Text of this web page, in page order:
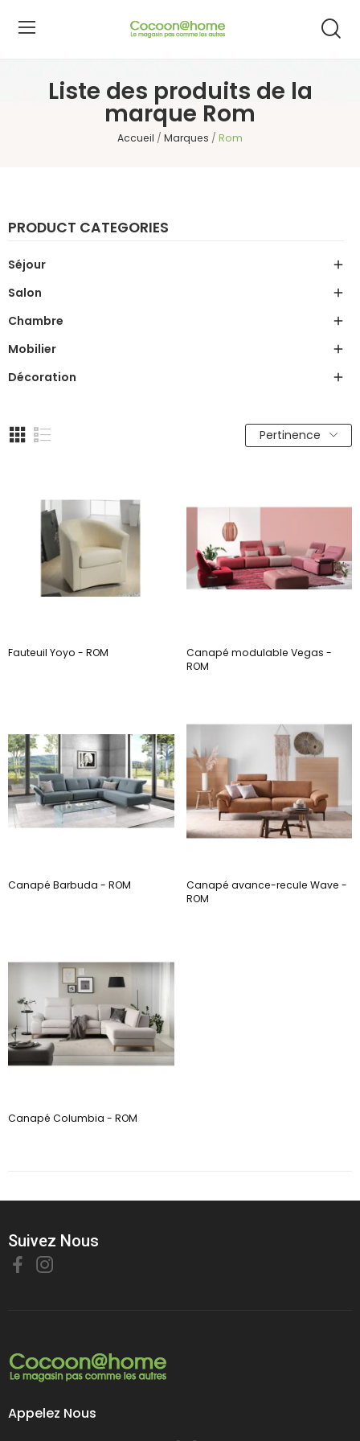
Liste des produits de la
marque Rom
Accueil Marques Rom
PRODUCT CATEGORIES
Séjour 
Salon 
Chambre 
Mobilier 
Décoration 
Pertinence
Fauteuil Yoyo - ROM
Canapé modulable Vegas -
ROM
Canapé Barbuda - ROM
Canapé avance-recule Wave -
ROM
Canapé Columbia - ROM
Suivez Nous
Appelez Nous